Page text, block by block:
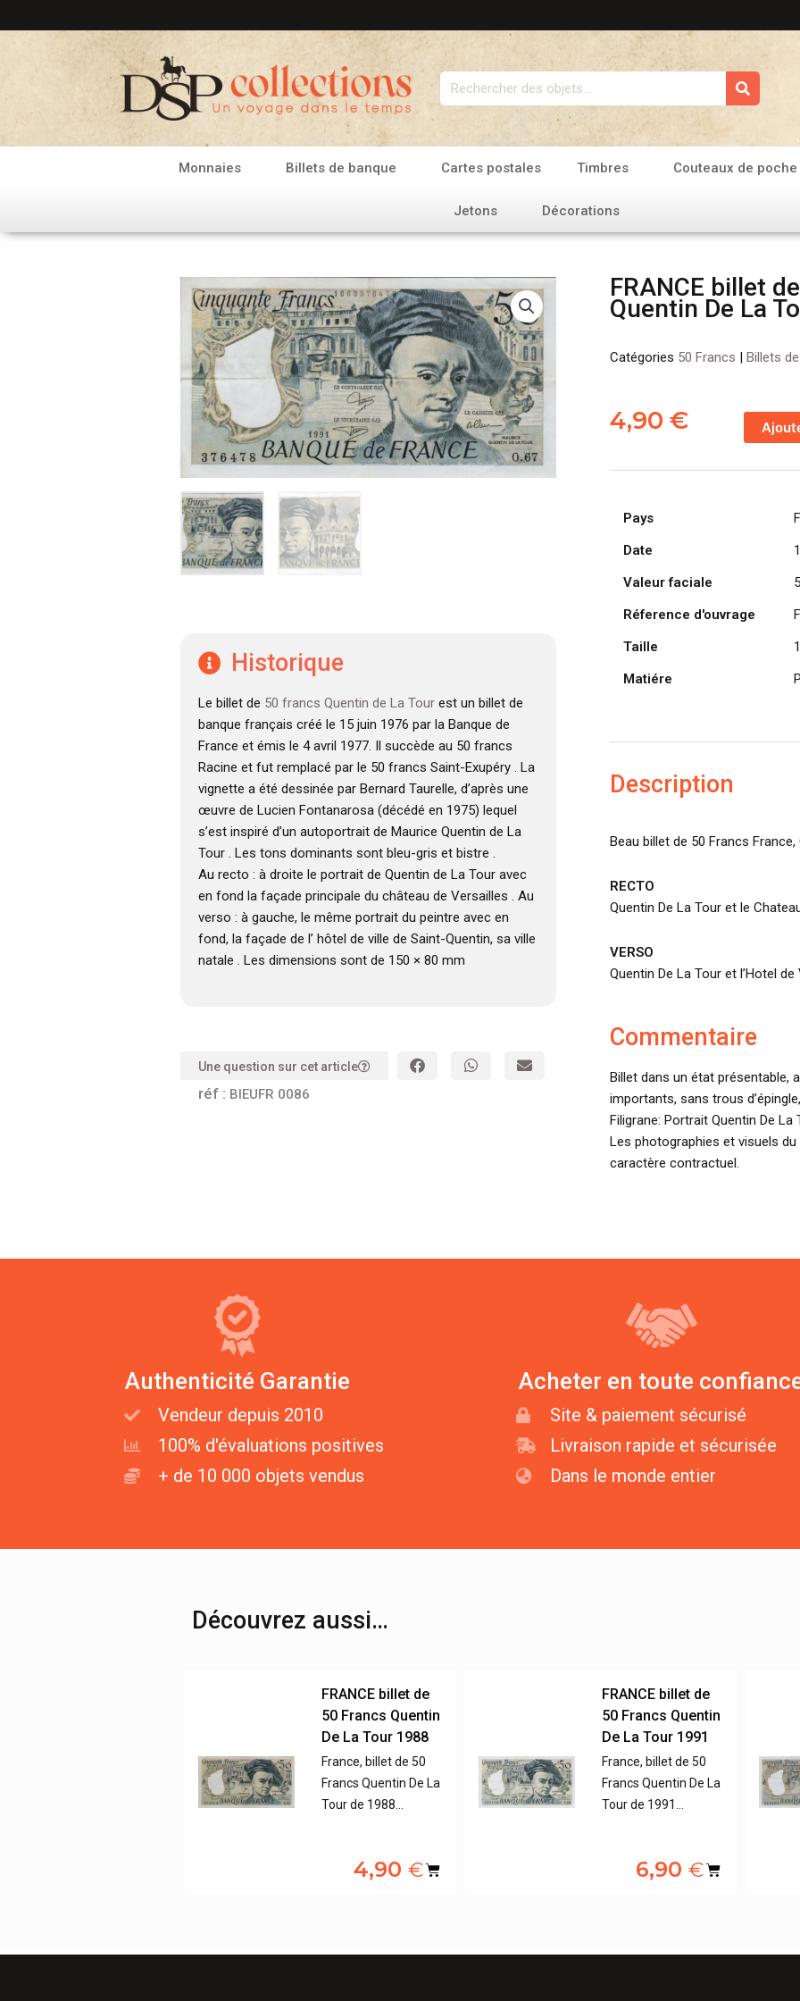
au
contenu
Rechercher
Monnaies Billets de banque Cartes postales Timbres Couteaux de poche
Jetons Décorations
Historique
Le billet de 50 francs Quentin de La Tourest un billet de
banque français créé le 15 juin 1976 par la Banque de
France et émis le 4 avril 1977. Il succède au 50 francs
Racine et fut remplacé par le 50 francs Saint-Exupéry . La
vignette a été dessinée par Bernard Taurelle, d’après une
œuvre de Lucien Fontanarosa (décédé en 1975) lequel
s’est inspiré d’un autoportrait de Maurice Quentin de La
Tour . Les tons dominants sont bleu-gris et bistre .
Au recto : à droite le portrait de Quentin de La Tour avec
en fond la façade principale du château de Versailles . Au
verso : à gauche, le même portrait du peintre avec en
fond, la façade de l’ hôtel de ville de Saint-Quentin, sa ville
natale . Les dimensions sont de 150 × 80 mm
Une question sur cet article
réf : BIEUFR 0086
FRANCE billet
Quentin De La
Catégories 50 Francs | Billets
4,90 €
de
FRANCE
de
1991
Pays
Date
Valeur faciale
Réference d'ouvrage
Taille
Matiére
Description
Beau billet de 50 Francs
RECTO
Quentin De La Tour et le
VERSO
Quentin De La Tour et l’Hotel
Commentaire
Billet dans un état présentable,
importants, sans trous
Filigrane: Portrait Quentin De La
Les photographies et visuels
caractère contractuel.
Authenticité Garantie
Vendeur depuis 2010
100% d'évaluations positives
+ de 10 000 objets vendus
Acheter en toute
Site & paiement sécurisé
Livraison rapide et sécurisée
Dans le monde entier
Découvrez aussi…
FRANCE billet de
50 Francs Quentin
De La Tour 1988
France, billet de 50
Francs Quentin De La
Tour de 1988…
4,90 €
FRANCE billet de
50 Francs Quentin
De La Tour 1991
France, billet de 50
Francs Quentin De La
Tour de 1991…
6,90 €